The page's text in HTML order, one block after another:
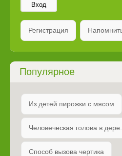
Вход
Регистрация
Популярное
Из детей пирожки с мясом
Человеческая голова в дере...
Способ вызова чертика